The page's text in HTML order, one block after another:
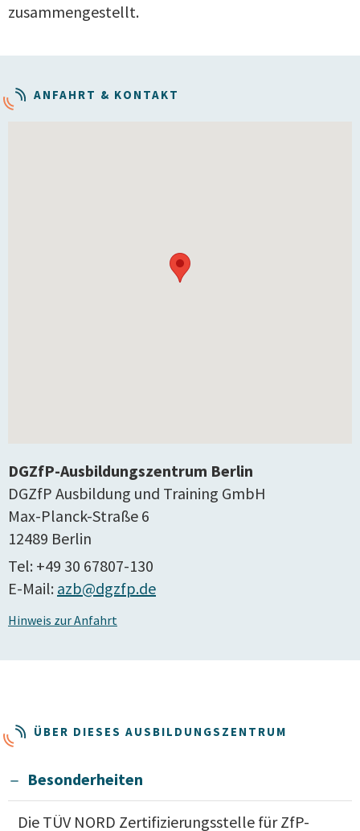
zusammengestellt.
ANFAHRT & KONTAKT
DGZfP-Ausbildungszentrum Berlin
DGZfP Ausbildung und Training GmbH
Max-Planck-Straße 6
12489 Berlin
Tel: +49 30 67807-130
E-Mail: azb@dgzfp.de
Hinweis zur Anfahrt
ÜBER DIESES AUSBILDUNGSZENTRUM
Besonderheiten
Die TÜV NORD Zertifizierungsstelle für ZfP-